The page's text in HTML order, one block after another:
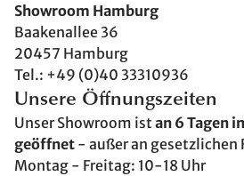
Showroom Hamburg
Baakenallee 36
20457 Hamburg
Tel.: +49 (0)40 33310936
Unsere Öffnungszeiten
Unser Showroom ist an 6 Tagen
geöffnet - außer an gesetzlichen
Montag - Freitag: 10-18 Uhr